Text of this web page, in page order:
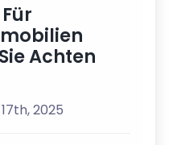
Achten
2025